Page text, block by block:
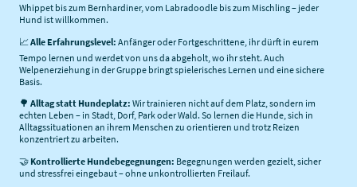
Whippet bis zum Bernhardiner, vom Labradoodle bis zum Mischling – jeder
Hund ist willkommen.
📈Alle Erfahrungslevel: Anfänger oder Fortgeschrittene, ihr dürft in eurem
Tempo lernen und werdet von uns da abgeholt, wo ihr steht. Auch
Welpenerziehung in der Gruppe bringt spielerisches Lernen und eine sichere
Basis.
🌳 Alltag statt Hundeplatz: Wir trainieren nicht auf dem Platz, sondern im
echten Leben – in Stadt, Dorf, Park oder Wald. So lernen die Hunde, sich in
Alltagssituationen an ihrem Menschen zu orientieren und trotz Reizen
konzentriert zu arbeiten.
🤝 Kontrollierte Hundebegegnungen: Begegnungen werden gezielt, sicher
und stressfrei eingebaut – ohne unkontrollierten Freilauf.